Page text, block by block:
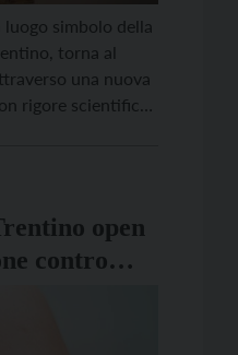
luogo simbolo della
torna al
una nuova
rigore scientifico,
open
contro